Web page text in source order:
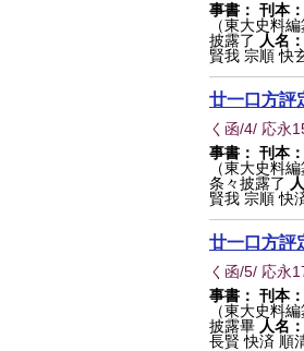
事書： 刊本：
（東大史料
披露了 人名：
賢我 宗順 快
廿一口方評
く函/4/ 応永
事書： 刊本：
（東大史料
条々披露了
賢我 宗順 快
廿一口方評
く函/5/ 応永
事書： 刊本：
（東大史料
披露畢 人名：
長賢 快済 順